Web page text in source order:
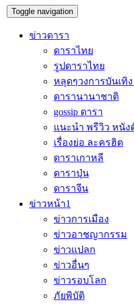
Toggle navigation
ข่าวดารา
ดาราไทย
รูปดาราไทย
หลุดๆวงการบันเทิ
ดารานานาชาติ
gossip ดารา
แนะนำ พรีวิว หนัง
เรื่องย่อ ละครฮิต
ดาราเกาหลี
ดาราปุ่น
ดาราจีน
ข่าวหน้า1
ข่าวการเมือง
ข่าวอาชญากรรม
ข่าวแปลก
ข่าวอื่นๆ
ข่าวรอบโลก
ภัยพิบัติ